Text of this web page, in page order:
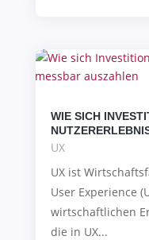
WIE SICH
UX
UX ist
User Experience
wirtschaftlichen
die in UX...